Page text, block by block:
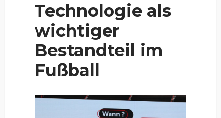
Technologie als
wichtiger
Bestandteil im
Fußball